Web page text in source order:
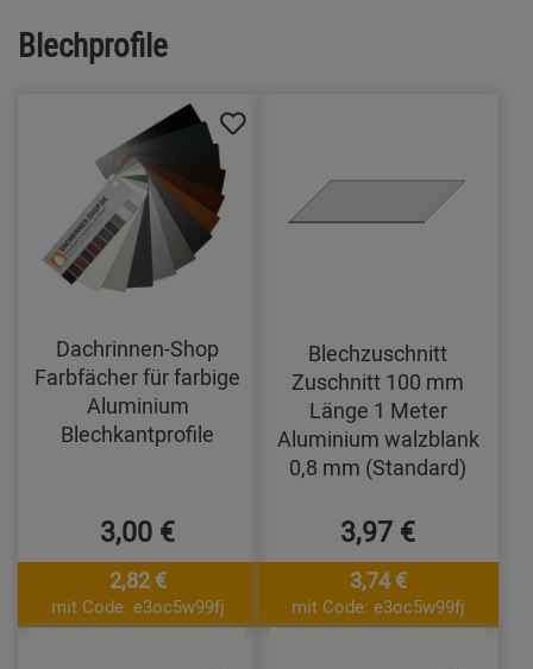
Blechprofile
Dachrinnen-Shop
Farbfächer für farbige
Aluminium
Blechkantprofile
3,00 €
2,82 €
mit Code: e3oc5w99fj
Blechzuschnitt
Zuschnitt 100 mm
Länge 1 Meter
Aluminium walzblank
0,8 mm (Standard)
3,97 €
3,74 €
mit Code: e3oc5w99fj